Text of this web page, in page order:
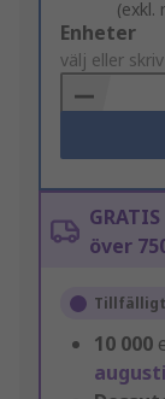
(exkl.
Add
to
Basket
Enheter
välj eller
över
10 000